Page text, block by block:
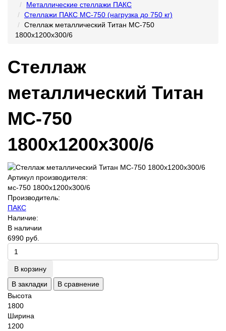
Металлические стеллажи ПАКС
Стеллажи ПАКС МС-750 (нагрузка до 750 кг)
Стеллаж металлический Титан МС-750
1800х1200х300/6
Стеллаж
металлический Титан
МС-750
1800х1200х300/6
Артикул производителя:
мс-750 1800х1200х300/6
Производитель:
ПАКС
Наличие:
В наличии
6990 руб.
В корзину
В закладки
В сравнение
Высота
1800
Ширина
1200